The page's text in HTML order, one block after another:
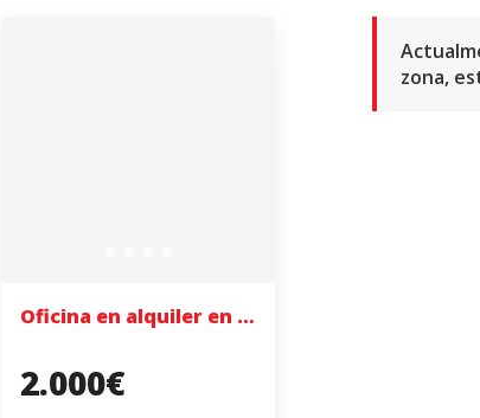
Oficina en alquiler en Esplugues de Llobregat
2.000€
zona,